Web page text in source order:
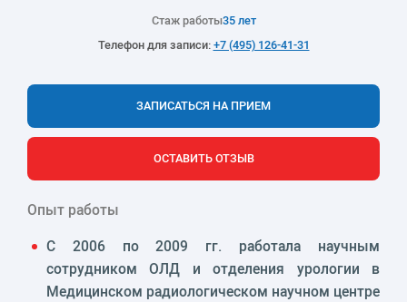
Стаж работы35 лет
Телефон для записи:+7 (495) 126-41-31
ЗАПИСАТЬСЯ НА ПРИЕМ
ОСТАВИТЬ ОТЗЫВ
Опыт работы
С 2006 по 2009 гг. работала научным
сотрудником ОЛД и отделения урологии в
Медицинском радиологическом научном центре